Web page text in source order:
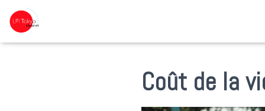
Coût de la